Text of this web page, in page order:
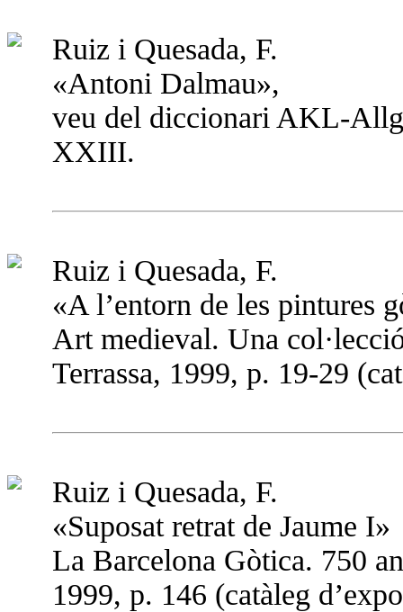
Ruiz i Quesada, F.
«Antoni Dalmau»,
veu del diccionari AKL-
XXIII.
Ruiz i Quesada, F.
«A l’entorn de les pintures
Art medieval. Una
Terrassa, 1999, p. 19-29
Ruiz i Quesada, F.
«Suposat retrat de Jaume I»
La Barcelona Gòtica. 750
1999, p. 146 (catàleg